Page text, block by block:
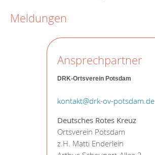
Meldungen
Ansprechpartner
DRK-Ortsverein Potsdam
kontakt@drk-ov-potsdam.de
Deutsches Rotes Kreuz
Ortsverein Potsdam
z.H. Matti Enderlein